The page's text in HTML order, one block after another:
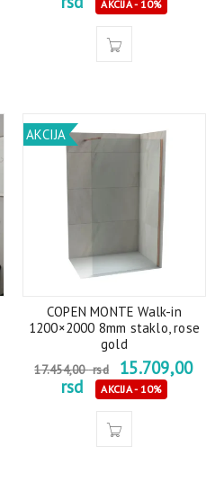
AKCIJA - 10%
AKCIJA
COPEN MONTE Walk-in
1200×2000 8mm staklo, rose
gold
17.454,00rsd
15.709,00
rsd
AKCIJA - 10%